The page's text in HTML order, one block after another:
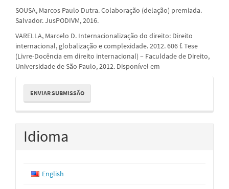
SOUSA, Marcos Paulo Dutra. Colaboração (delação) premiada.
Salvador. JusPODIVM, 2016.
VARELLA, Marcelo D. Internacionalização do direito: Direito
internacional, globalização e complexidade. 2012. 606 f. Tese
(Livre-Docência em direito internacional) – Faculdade de Direito,
Universidade de São Paulo, 2012. Disponível em
Enviar
Submissão
ENVIAR SUBMISSÃO
Idioma
English